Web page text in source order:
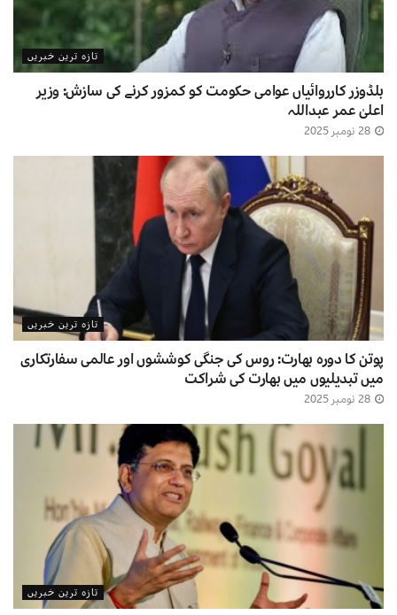
تازہ ترین خبریں
بلڈوزر کارروائیاں عوامی حکومت کو کمزور کرنے کی سازش: وزیر
اعلیٰ عمر عبداللہ
تازہ ترین خبریں
پوتن کا دورہ بھارت: روس کی جنگی کوششوں اور عالمی سفارتکاری
میں تبدیلیوں میں بھارت کی شراکت
تازہ ترین خبریں